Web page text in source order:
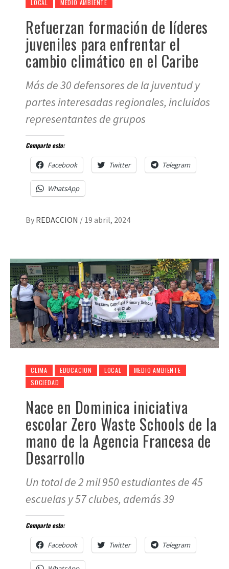
LOCAL
MEDIO AMBIENTE
Refuerzan formación de líderes
juveniles para enfrentar el
cambio climático en el Caribe
Más de 30 defensores de la juventud y
partes interesadas regionales, incluidos
representantes de grupos
Comparte esto:
Facebook Twitter Telegram
WhatsApp
By REDACCION / 19 abril, 2024
CLIMA EDUCACION LOCAL
MEDIO AMBIENTE
SOCIEDAD
Nace en Dominica iniciativa
escolar Zero Waste Schools de la
mano de la Agencia Francesa de
Desarrollo
Un total de 2 mil 950 estudiantes de 45
escuelas y 57 clubes, además 39
Comparte esto:
Facebook Twitter Telegram